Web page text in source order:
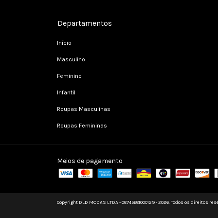
Departamentos
Início
Masculino
Feminino
Infantil
Roupas Masculinas
Roupas Femininas
Meios de pagamento
Copyright DLD MODAS LTDA - 08745681000129 - 2026. Todos os direitos